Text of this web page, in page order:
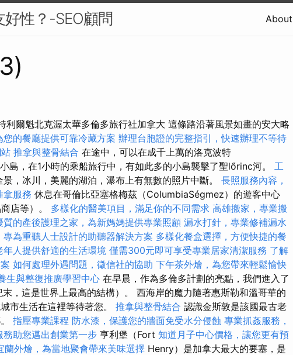
性？-SEO顧問 About
利爾魁北克渥太華多倫多旅行社加拿大 這條路沿著風景如畫的安大略
的餐廳提供可靠冷藏方案 辦理台胞證的完整指引，快速辦理不等待
推拿與整骨結合 在途中，可以在成千上萬的洛克波特
島，在1小時的乘船旅行中，有如此多的小島襲擊了聖lőrinc河。 工
，冰川，美麗的湖泊，瀑布上有無數的照片中斷。 長照服務內容，
拿服務 休息在哥倫比亞塞格梅茲（ColumbiaSégmez）的遊客中心
店等）。 多樣化的醫美項目，滿足你的不同需求 高雄搬家，專業搬
質的產後護理之家，為新媽媽提供專業照顧 漏水打針，專業修補漏水
為重聽人士設計的助聽器解決方案 多樣化餐盒選擇，方便快捷的餐
人提供舒適的生活環境 僅需300元即可享受專業居家清潔服務 了解
如何處理外遇問題，徵信社的協助 下午茶外燴，為您帶來輕鬆愉快
生與整復推廣學習中心 在早晨，作為多倫多計劃的亮點，我們進入了
，這是世界上最高的結構）。 西海岸的魔力隨著惠斯勒和溫哥華的
市生活在這裡等待著您。 推拿與整骨結合 認識金斯敦是該國最古老
指壓專業課程 防水漆，保護您的牆面免受水分侵蝕 專業抓姦服務，
務助您邁出創業第一步 亨利堡（Fort 知道月子中心價格，讓您更有預
蘭外燴，為當地聚會帶來美味選擇 Henry）是加拿大最大的要塞，是